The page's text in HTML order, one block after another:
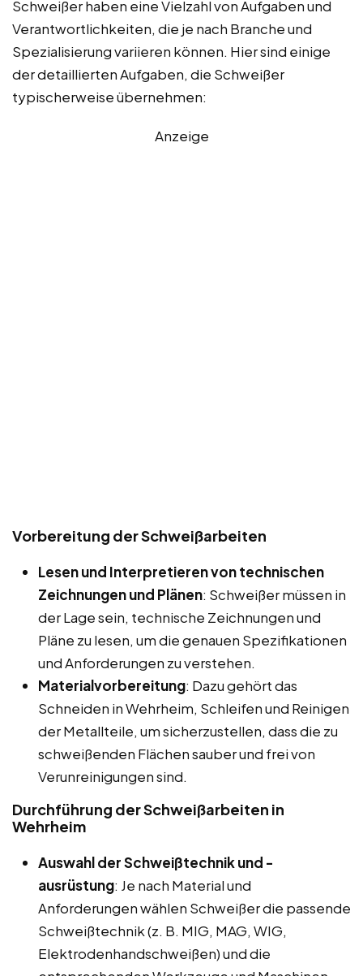
Schweißer haben eine Vielzahl von Aufgaben und
Verantwortlichkeiten, die je nach Branche und
Spezialisierung variieren können. Hier sind einige
der detaillierten Aufgaben, die Schweißer
typischerweise übernehmen:
Anzeige
Vorbereitung der Schweißarbeiten
Lesen und Interpretieren von technischen
Zeichnungen und Plänen: Schweißer müssen in
der Lage sein, technische Zeichnungen und
Pläne zu lesen, um die genauen Spezifikationen
und Anforderungen zu verstehen.
Materialvorbereitung: Dazu gehört das
Schneiden in Wehrheim, Schleifen und Reinigen
der Metallteile, um sicherzustellen, dass die zu
schweißenden Flächen sauber und frei von
Verunreinigungen sind.
Durchführung der Schweißarbeiten in
Wehrheim
Auswahl der Schweißtechnik und -
ausrüstung: Je nach Material und
Anforderungen wählen Schweißer die passende
Schweißtechnik (z. B. MIG, MAG, WIG,
Elektrodenhandschweißen) und die